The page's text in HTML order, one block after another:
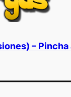
– Pincha